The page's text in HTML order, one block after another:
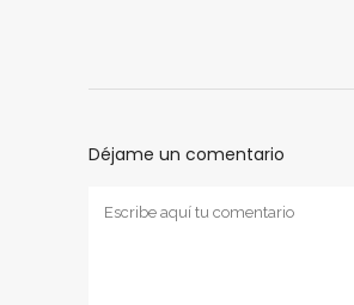
Déjame un comentario